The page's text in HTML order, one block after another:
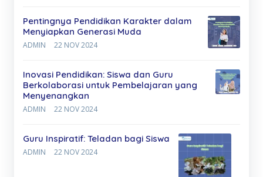
Pentingnya Pendidikan Karakter dalam
Menyiapkan Generasi Muda
ADMIN 22 NOV 2024
Inovasi Pendidikan: Siswa dan Guru
Berkolaborasi untuk Pembelajaran yang
Menyenangkan
ADMIN 22 NOV 2024
Guru Inspiratif: Teladan bagi Siswa
ADMIN 22 NOV 2024